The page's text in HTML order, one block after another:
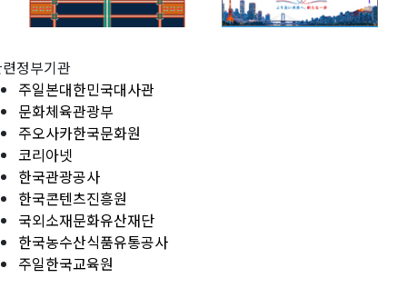
정부기관
주일본대한민국대사관
문화체육관광부
주오사카한국문화원
코리아넷
한국관광공사
한국콘텐츠진흥원
국외소재문화유산재단
한국농수산식품유통공사
주일한국교육원